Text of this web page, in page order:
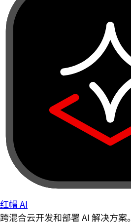
红帽 AI
跨混合云开发和部署 AI 解决方案。